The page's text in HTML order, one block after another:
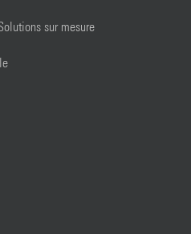
sur mesure